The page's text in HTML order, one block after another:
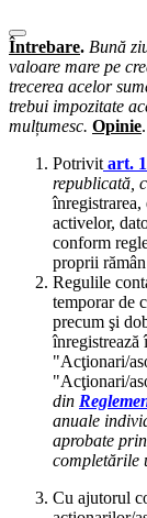
Întrebare. Bună
valoare mare pe
trecerea acelor
trebui impozitate
mulțumesc. Opinie.
Potrivit art.
republicată,
înregistrarea,
activelor,
conform
proprii
Regulile
temporar de
precum şi
înregistrează
"Acţionari/
"Acţionari/
din
anuale
aprobate
completările
Cu ajutorul